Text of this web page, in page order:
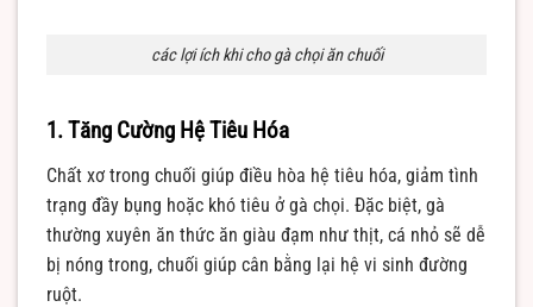
các lợi ích khi cho gà chọi ăn chuối
1. Tăng Cường Hệ Tiêu Hóa
Chất xơ trong chuối giúp điều hòa hệ tiêu hóa, giảm tình
trạng đầy bụng hoặc khó tiêu ở gà chọi. Đặc biệt, gà
thường xuyên ăn thức ăn giàu đạm như thịt, cá nhỏ sẽ dễ
bị nóng trong, chuối giúp cân bằng lại hệ vi sinh đường
ruột.